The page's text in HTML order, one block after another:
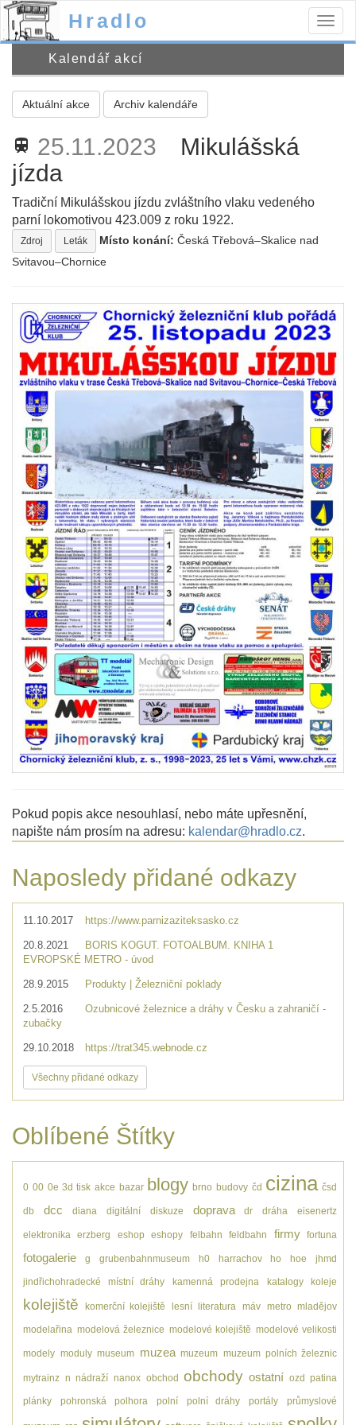
Hradlo
Kalendář akcí
Aktuální akce Archiv kalendáře
train 25.11.2023
Mikulášská
jízda
Tradiční Mikulášskou jízdu zvláštního vlaku vedeného
parní lokomotivou 423.009 z roku 1922.
Zdroj Leták Místo konání: Česká Třebová–Skalice nad
Svitavou–Chornice
Pokud popis akce nesouhlasí, nebo máte upřesnění,
napište nám prosím na adresu: kalendar@hradlo.cz.
Naposledy přidané odkazy
11.10.2017 https://www.parnizaziteksasko.cz
20.8.2021
BORIS KOGUT. FOTOALBUM. KNIHA 1
EVROPSKÉ METRO - úvod
28.9.2015 Produkty | Železniční poklady
2.5.2016
Ozubnicové železnice a dráhy v Česku a zahraničí -
zubačky
29.10.2018 https://trat345.webnode.cz
Všechny přidané odkazy
Oblíbené Štítky
0 00 0e 3d tisk akce bazar blogy brno budovy čd cizina čsd
db dcc diana digitální diskuze doprava dr dráha eisenertz
elektronika erzberg eshop eshopy felbahn feldbahn firmy fortuna
fotogalerie g grubenbahnmuseum h0 harrachov ho hoe jhmd
jindřichohradecké místní dráhy kamenná prodejna katalogy koleje
kolejiště komerční kolejiště lesní literatura máv metro mladějov
modelařina modelová železnice modelové kolejiště modelové velikosti
modely moduly museum muzea muzeum muzeum polních železnic
mytrainz n nádraží nanox obchod obchody ostatní ozd patina
plánky pohronská polhora polní polní dráhy portály průmyslové